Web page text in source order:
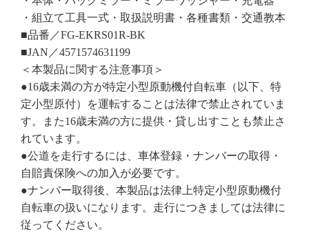
・組立て工具一式・取扱説明書・各種書類・交通教本
■品番／FG-EKRS01R-BK
■JAN／4571574631199
＜本製品に関する注意事項＞
●16歳未満の方が特定小型原動機付自転車（以下、特
定小型原付）を運転することは法律で禁止されていま
す。また16歳未満の方に提供・貸し出すことも禁止さ
れています。
●公道を走行するには、車体登録・ナンバーの取得・
自賠責保険への加入が必要です。
●ナンバー取得後、本製品は法律上特定小型原動機付
自転車の扱いになります。走行につきましては法律に
従ってください。